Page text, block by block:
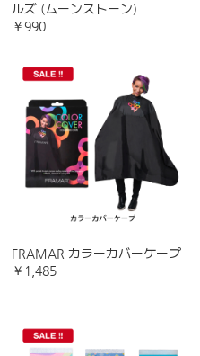
ルズ (ムーンストーン)
￥990
FRAMAR カラーカバーケープ
￥1,485